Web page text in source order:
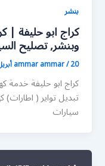
بنشر
وبنشر, تصليح
ammar ammar/20 أبريل، 2020
كراج ابو حليفة خدمة
تبديل تواير (
سيارات